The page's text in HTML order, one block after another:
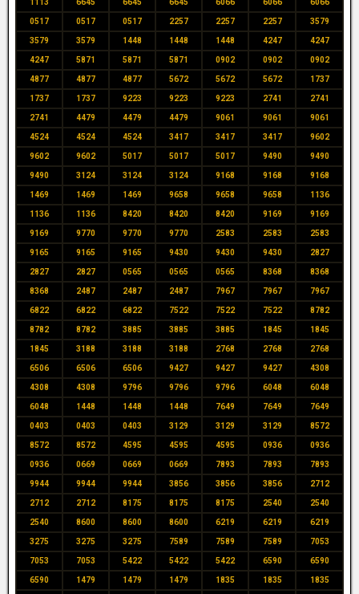
1113 6645 6645 6645 6066 6066 6066
0517 0517 0517 2257 2257 2257 3579
3579 3579 1448 1448 1448 4247 4247
4247 5871 5871 5871 0902 0902 0902
4877 4877 4877 5672 5672 5672 1737
1737 1737 9223 9223 9223 2741 2741
2741 4479 4479 4479 9061 9061 9061
4524 4524 4524 3417 3417 3417 9602
9602 9602 5017 5017 5017 9490 9490
9490 3124 3124 3124 9168 9168 9168
1469 1469 1469 9658 9658 9658 1136
1136 1136 8420 8420 8420 9169 9169
9169 9770 9770 9770 2583 2583 2583
9165 9165 9165 9430 9430 9430 2827
2827 2827 0565 0565 0565 8368 8368
8368 2487 2487 2487 7967 7967 7967
6822 6822 6822 7522 7522 7522 8782
8782 8782 3885 3885 3885 1845 1845
1845 3188 3188 3188 2768 2768 2768
6506 6506 6506 9427 9427 9427 4308
4308 4308 9796 9796 9796 6048 6048
6048 1448 1448 1448 7649 7649 7649
0403 0403 0403 3129 3129 3129 8572
8572 8572 4595 4595 4595 0936 0936
0936 0669 0669 0669 7893 7893 7893
9944 9944 9944 3856 3856 3856 2712
2712 2712 8175 8175 8175 2540 2540
2540 8600 8600 8600 6219 6219 6219
3275 3275 3275 7589 7589 7589 7053
7053 7053 5422 5422 5422 6590 6590
6590 1479 1479 1479 1835 1835 1835